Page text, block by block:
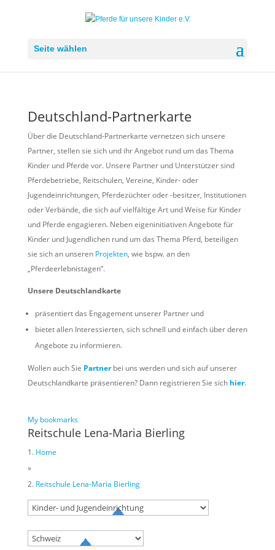
Seite wählen
Deutschland-Partnerkarte
Über die Deutschland-Partnerkarte vernetzen sich unsere
Partner, stellen sie sich und ihr Angebot rund um das Thema
Kinder und Pferde vor. Unsere Partner und Unterstützer sind
Pferdebetriebe, Reitschulen, Vereine, Kinder- oder
Jugendeinrichtungen, Pferdezüchter oder -besitzer, Institutionen
oder Verbände, die sich auf vielfältige Art und Weise für Kinder
und Pferde engagieren. Neben eigeninitiativen Angebote für
Kinder und Jugendlichen rund um das Thema Pferd, beteiligen
sie sich an unseren Projekten, wie bspw. an den
„Pferdeerlebnistagen“.
Unsere Deutschlandkarte
präsentiert das Engagement unserer Partner und
bietet allen Interessierten, sich schnell und einfach über deren
Angebote zu informieren.
Wollen auch Sie Partnerbei uns werden und sich auf unserer
Deutschlandkarte präsentieren? Dann registrieren Sie sich hier.
My bookmarks
Reitschule Lena-Maria Bierling
Home
»
Reitschule Lena-Maria Bierling